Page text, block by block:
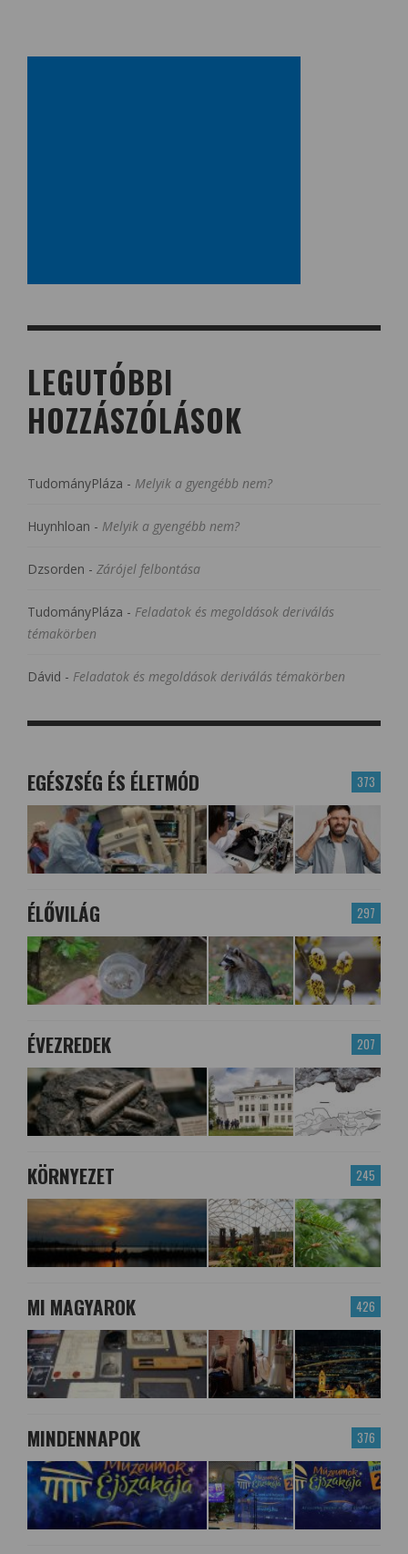
LEGUTÓBBI
HOZZÁSZÓLÁSOK
TudományPláza - Melyik a gyengébb nem?
Huynhloan - Melyik a gyengébb nem?
Dzsorden - Zárójel felbontása
TudományPláza - Feladatok és megoldások deriválás
témakörben
Dávid - Feladatok és megoldások deriválás témakörben
373
EGÉSZSÉG ÉS ÉLETMÓD
297
ÉLŐVILÁG
207
ÉVEZREDEK
245
KÖRNYEZET
426
MI MAGYAROK
376
MINDENNAPOK